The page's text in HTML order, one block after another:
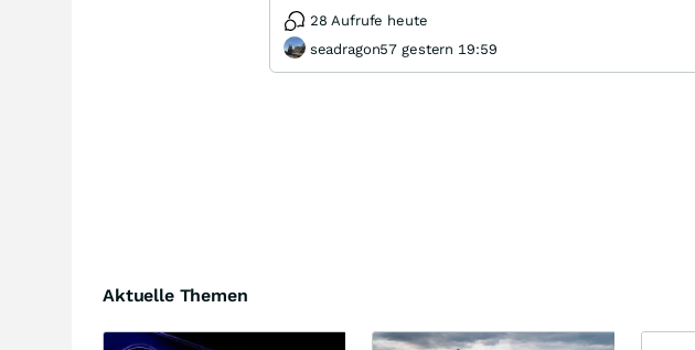
28 Aufrufe heute
seadragon57 gestern 19:59
Aktuelle Themen